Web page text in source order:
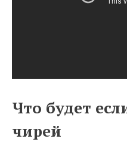
Что будет
чирей